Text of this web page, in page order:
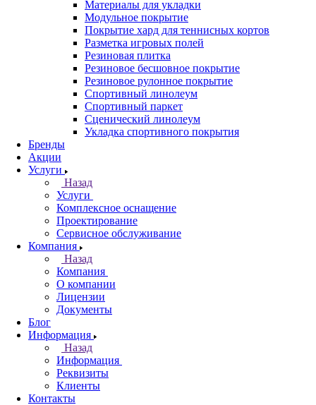
Материалы для укладки
Модульное покрытие
Покрытие хард для теннисных кортов
Разметка игровых полей
Резиновая плитка
Резиновое бесшовное покрытие
Резиновое рулонное покрытие
Спортивный линолеум
Спортивный паркет
Сценический линолеум
Укладка спортивного покрытия
Бренды
Акции
Услуги
Назад
Услуги
Комплексное оснащение
Проектирование
Сервисное обслуживание
Компания
Назад
Компания
О компании
Лицензии
Документы
Блог
Информация
Назад
Информация
Реквизиты
Клиенты
Контакты